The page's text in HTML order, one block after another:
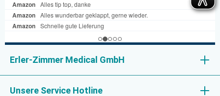
Erler-Zimmer Medical GmbH
Unsere Service Hotline